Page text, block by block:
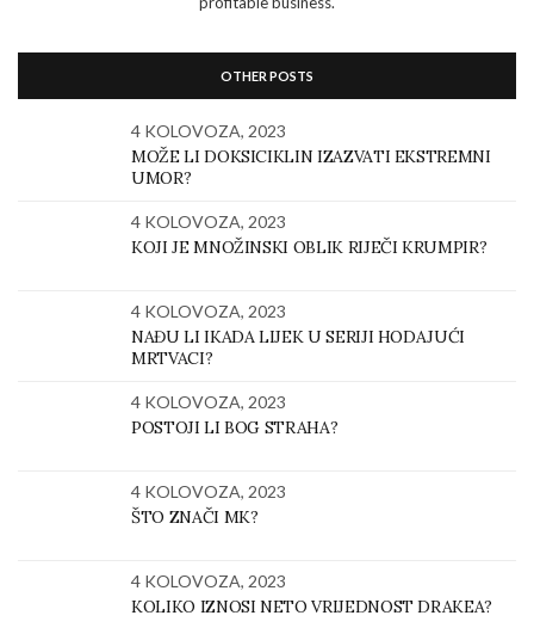
OTHER POSTS
4 KOLOVOZA, 2023
MOŽE LI DOKSICIKLIN IZAZVATI EKSTREMNI
UMOR?
4 KOLOVOZA, 2023
KOJI JE MNOŽINSKI OBLIK RIJEČI KRUMPIR?
4 KOLOVOZA, 2023
NAĐU LI IKADA LIJEK U SERIJI HODAJUĆI
MRTVACI?
4 KOLOVOZA, 2023
POSTOJI LI BOG STRAHA?
4 KOLOVOZA, 2023
ŠTO ZNAČI MK?
4 KOLOVOZA, 2023
KOLIKO IZNOSI NETO VRIJEDNOST DRAKEA?